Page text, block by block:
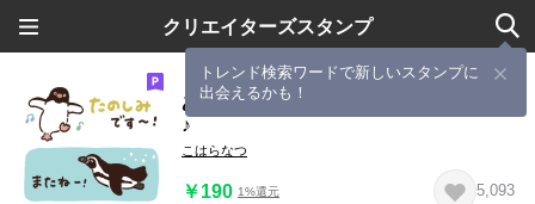
クリエイターズスタンプ
トレンド検索ワードで新しいスタンプに
出会えるかも！
あつまれ！いろんなペンギンスタンプ
♪
こはらなつ
￥190 1%還元 5,093